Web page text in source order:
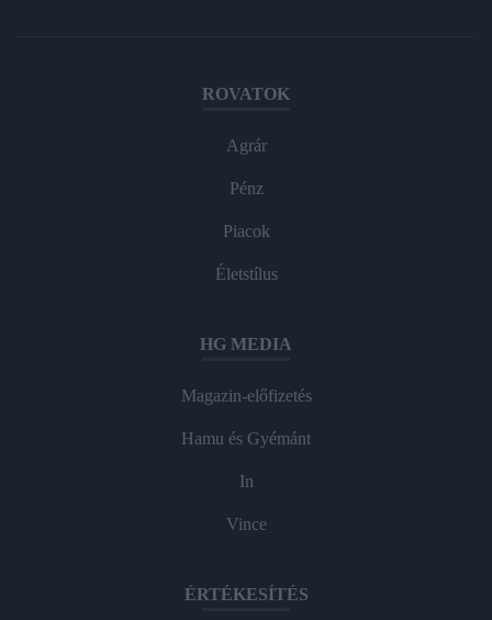
ROVATOK
Agrár
Pénz
Piacok
Életstílus
HG MEDIA
Magazin-előfizetés
Hamu és Gyémánt
In
Vince
ÉRTÉKESÍTÉS